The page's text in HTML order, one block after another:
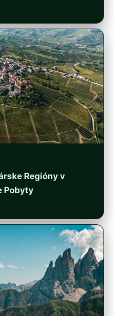
Regióny v
Pobyty